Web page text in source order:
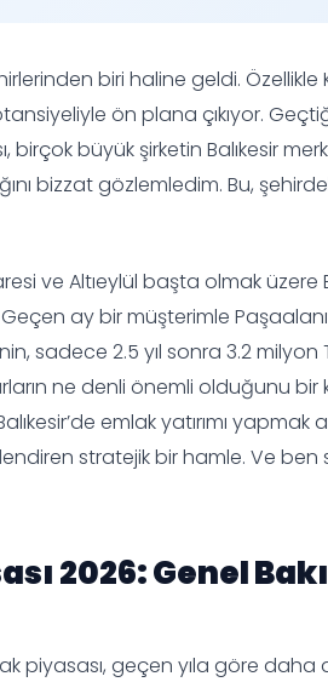
biri haline geldi. Özellikle
ön plana çıkıyor.
büyük şirketin Balıkesir
bizzat gözlemledim. Bu,
ve Altıeylül başta olmak üzere
ay bir müşterimle
sadece 2.5 yıl sonra 3.2 milyon
ne denli önemli olduğunu bir
emlak yatırımı yapmak
stratejik bir hamle. Ve
2026: Genel
piyasası, geçen yıla göre